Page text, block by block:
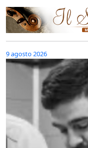
9 agosto 2026